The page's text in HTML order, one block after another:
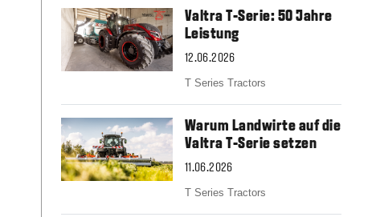
France
Germany
Hungary
Italy
Latvia
The Netherlands
Norway
Portugal
Slovakia
Valtra T-Serie: 50 Jahre
Leistung
12.06.2026
T Series Tractors
Warum Landwirte auf die
Valtra T-Serie setzen
11.06.2026
T Series Tractors